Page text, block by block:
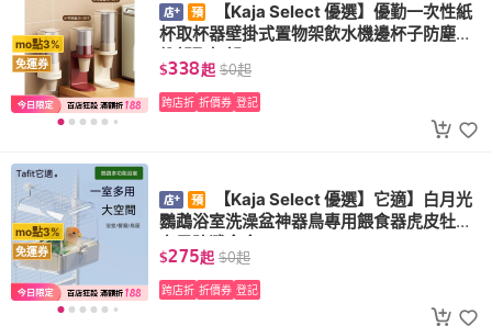
mo點3%
免運券
【Kaja Select 優選】優勤一次性紙
杯取杯器壁掛式置物架飲水機邊杯子防塵收
納架取杯架
$338起 $0起
跨店折 折價券 登記
mo點3%
免運券
【Kaja Select 優選】它適】白月光
鸚鵡浴室洗澡盆神器鳥專用餵食器虎皮牡丹
玄鳳防濺食盒
$275起 $0起
跨店折 折價券 登記